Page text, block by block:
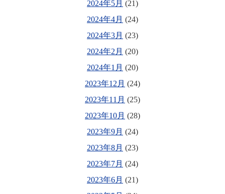
2024年5月 (21)
2024年4月 (24)
2024年3月 (23)
2024年2月 (20)
2024年1月 (20)
2023年12月 (24)
2023年11月 (25)
2023年10月 (28)
2023年9月 (24)
2023年8月 (23)
2023年7月 (24)
2023年6月 (21)